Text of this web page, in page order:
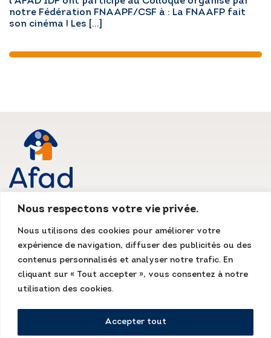
Nous respectons votre vie privée.
Nous utilisons des cookies pour améliorer votre
expérience de navigation, diffuser des publicités ou des
contenus personnalisés et analyser notre trafic. En
cliquant sur « Tout accepter », vous consentez à notre
utilisation des cookies.
Accepter tout
notre Fédération FNAAPF/CSF à : La FNAAFP fait
son cinéma ! Les […]
AFAD IDF
Siège social
135, rue du Mont Cenis
75018 Paris
Fax : 01 48 78 70 08
accueil@afad-idf.asso.fr
Facebook Instagram